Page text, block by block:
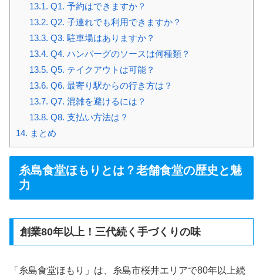
13.1. Q1. 予約はできますか？
13.2. Q2. 子連れでも利用できますか？
13.3. Q3. 駐車場はありますか？
13.4. Q4. ハンバーグのソースは何種類？
13.5. Q5. テイクアウトは可能？
13.6. Q6. 最寄り駅からの行き方は？
13.7. Q7. 混雑を避けるには？
13.8. Q8. 支払い方法は？
14. まとめ
糸島食堂ほもりとは？老舗食堂の歴史と魅
力
創業80年以上！三代続く手づくりの味
「糸島食堂ほもり」は、糸島市桜井エリアで80年以上続